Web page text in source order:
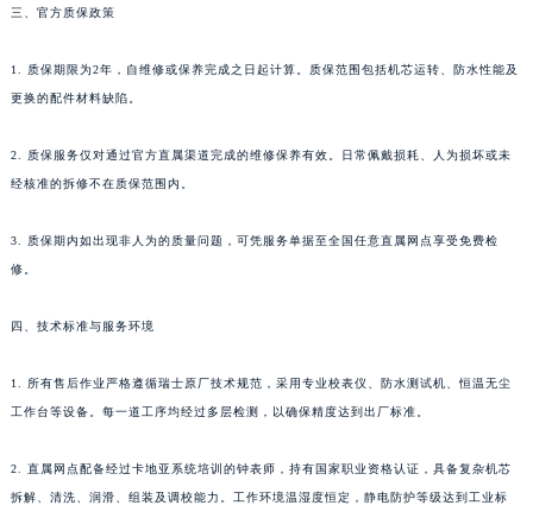
三、官方质保政策
1. 质保期限为2年，自维修或保养完成之日起计算。质保范围包括机芯运转、防水性能及
更换的配件材料缺陷。
2. 质保服务仅对通过官方直属渠道完成的维修保养有效。日常佩戴损耗、人为损坏或未
经核准的拆修不在质保范围内。
3. 质保期内如出现非人为的质量问题，可凭服务单据至全国任意直属网点享受免费检
修。
四、技术标准与服务环境
1. 所有售后作业严格遵循瑞士原厂技术规范，采用专业校表仪、防水测试机、恒温无尘
工作台等设备。每一道工序均经过多层检测，以确保精度达到出厂标准。
2. 直属网点配备经过卡地亚系统培训的钟表师，持有国家职业资格认证，具备复杂机芯
拆解、清洗、润滑、组装及调校能力。工作环境温湿度恒定，静电防护等级达到工业标